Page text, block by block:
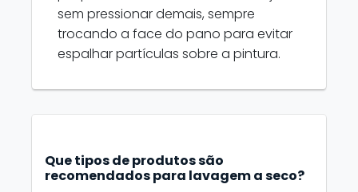
sem pressionar demais, sempre
trocando a face do pano para evitar
espalhar partículas sobre a pintura.
Que tipos de produtos são
recomendados para lavagem a seco?